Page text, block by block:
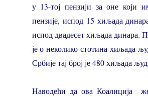
у 13-тој пензији за оне који
пензије, испод 15 хиљада
испод двадесет хиљада динара.
је о неколико стотина хиљада
Србије тај број је 480 хиљада
Наводећи да ова Коалиција